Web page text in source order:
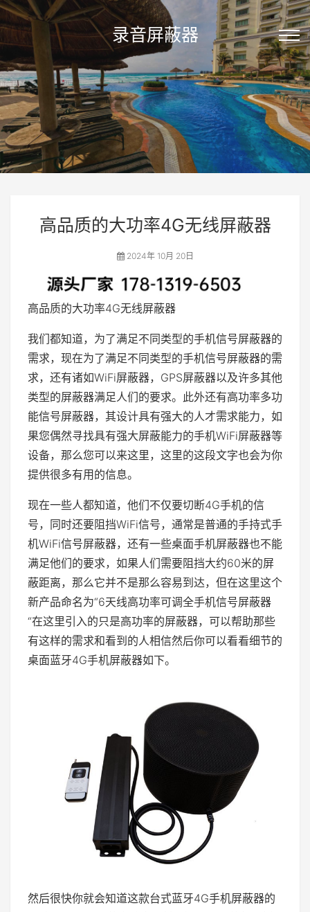
录音屏蔽器
高品质的大功率4G无线屏蔽器
2024年 10月 20日
高品质的大功率4G无线屏蔽器
我们都知道，为了满足不同类型的手机信号屏蔽器的
需求，现在为了满足不同类型的手机信号屏蔽器的需
求，还有诸如WiFi屏蔽器，GPS屏蔽器以及许多其他
类型的屏蔽器满足人们的要求。此外还有高功率多功
能信号屏蔽器，其设计具有强大的人才需求能力，如
果您偶然寻找具有强大屏蔽能力的手机WiFi屏蔽器等
设备，那么您可以来这里，这里的这段文字也会为你
提供很多有用的信息。
现在一些人都知道，他们不仅要切断4G手机的信
号，同时还要阻挡WiFi信号，通常是普通的手持式手
机WiFi信号屏蔽器，还有一些桌面手机屏蔽器也不能
满足他们的要求，如果人们需要阻挡大约60米的屏
蔽距离，那么它并不是那么容易到达，但在这里这个
新产品命名为“6天线高功率可调全手机信号屏蔽器
“在这里引入的只是高功率的屏蔽器，可以帮助那些
有这样的需求和看到的人相信然后你可以看看细节的
桌面蓝牙4G手机屏蔽器如下。
然后很快你就会知道这款台式蓝牙4G手机屏蔽器的